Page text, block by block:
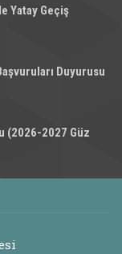
Yatay Geçiş
Duyurusu
(2026-2027 Güz